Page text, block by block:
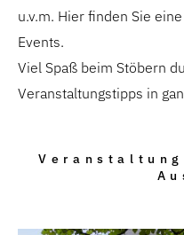
u.v.m. Hier finden Sie
Events.
Viel Spaß beim Stöbern
Veranstaltungstipps in